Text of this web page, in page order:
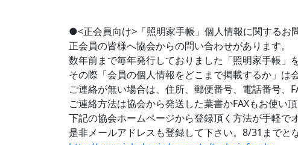
●<正会員向け>「照明家手帳」個人情報に関するお
正会員の皆様へ協会からの問い合わせがあります。
数年前まで毎年発行しておりました「照明家手帳」
その際「会員の個人情報をどこまで掲載するか」は
ご連絡が無い場合は、住所、郵便番号、電話番号、
ご連絡方法は協会から発送した葉書かFAXもお使い頂
下記の協会ホームページから登録頂く方法が手軽で
是非メールアドレスも登録して下さい。8/31までと